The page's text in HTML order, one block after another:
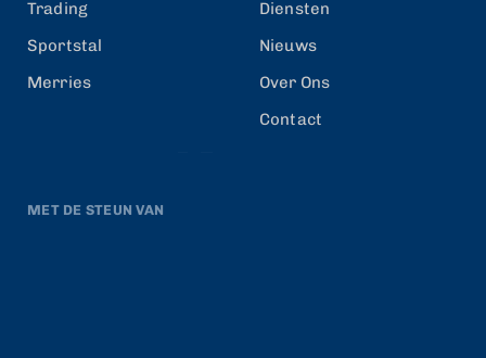
Trading
Sportstal
Merries
Diensten
Nieuws
Over Ons
Contact
MET DE STEUN VAN